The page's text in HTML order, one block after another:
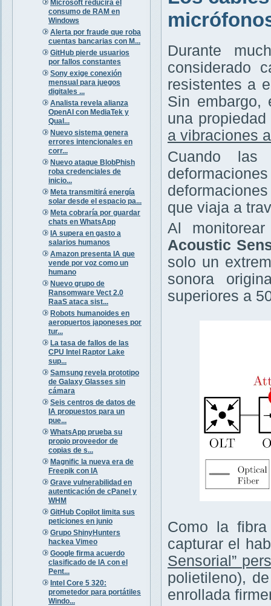
Microsoft reducirá el
consumo de RAM en
Windows
Alerta por fraude que roba
cuentas bancarias con M...
GitHub pierde usuarios
por fallos constantes
Sony exige conexión
mensual para juegos
digitales ...
Analista revela alianza
OpenAI con MediaTek y
Qual...
Nuevo sistema genera
errores intencionales en
corr...
Nuevo ataque BlobPhish
roba credenciales de
inicio...
Meta transmitirá energía
solar desde el espacio pa...
Meta cobraría por guardar
chats en WhatsApp
IA supera en gasto a
salarios humanos
Amazon presenta IA que
vende por voz como un
humano
Nuevo grupo de
Ransomware Vect 2.0
RaaS ataca sist...
Robots humanoides en
aeropuertos japoneses por
tur...
La tasa de fallos de las
CPU Intel Raptor Lake
sup...
Samsung revela prototipo
de Galaxy Glasses sin
cámara
Seis centros de datos de
IA propuestos para un
pue...
WhatsApp prueba su
propio proveedor de
copias de s...
Magnific la nueva era de
Freepik con IA
Grave vulnerabilidad en
autenticación de cPanel y
WHM
GitHub Copilot limita sus
peticiones en junio
Grupo ShinyHunters
hackea Vimeo
Google firma acuerdo
clasificado de IA con el
Pent...
Intel Core 5 320:
prometedor para portátiles
Windo...
Durante
considerado
resistentes a
Sin embargo,
una
a vibraciones
Cuando las
que viaja a
Al
Acoustic
solo un
sonora
superiores a
Como la
capturar el
Sensorial”
polietileno),
enrollada